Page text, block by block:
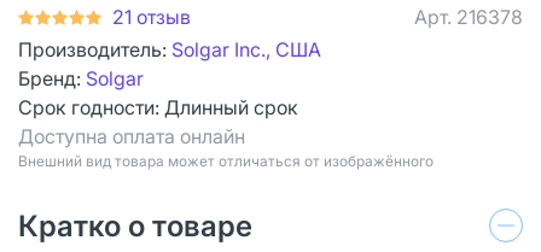
21 отзыв Арт. 216378
Производитель: Solgar Inc., США
Бренд: Solgar
Срок годности: Длинный срок
Доступна оплата онлайн
Bнешний вид товара может отличаться от изображённого
Кратко о товаре